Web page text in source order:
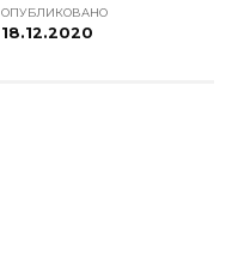
ОПУБЛИКОВАНО
18.12.2020